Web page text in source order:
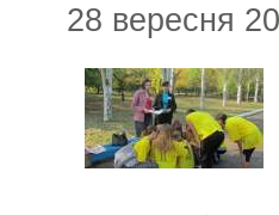
28 вересня